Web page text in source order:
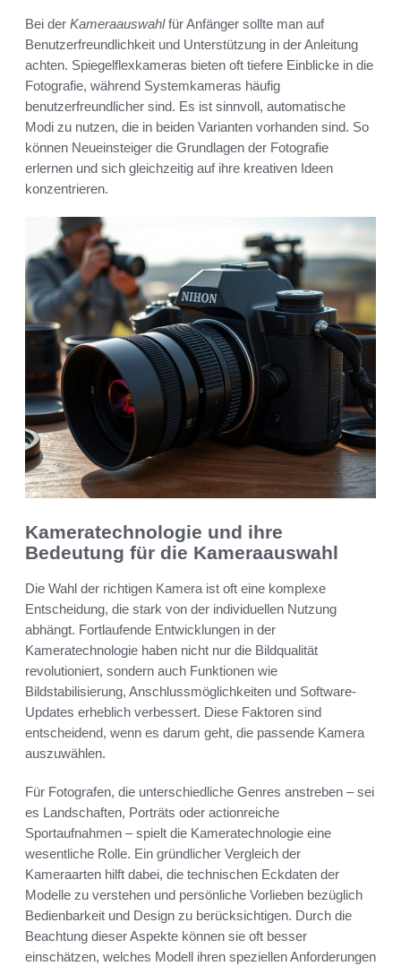
Bei der Kameraauswahlfür Anfänger sollte man auf
Benutzerfreundlichkeit und Unterstützung in der Anleitung
achten. Spiegelflexkameras bieten oft tiefere Einblicke in die
Fotografie, während Systemkameras häufig
benutzerfreundlicher sind. Es ist sinnvoll, automatische
Modi zu nutzen, die in beiden Varianten vorhanden sind. So
können Neueinsteiger die Grundlagen der Fotografie
erlernen und sich gleichzeitig auf ihre kreativen Ideen
konzentrieren.
Kameratechnologie und ihre
Bedeutung für die Kameraauswahl
Die Wahl der richtigen Kamera ist oft eine komplexe
Entscheidung, die stark von der individuellen Nutzung
abhängt. Fortlaufende Entwicklungen in der
Kameratechnologie haben nicht nur die Bildqualität
revolutioniert, sondern auch Funktionen wie
Bildstabilisierung, Anschlussmöglichkeiten und Software-
Updates erheblich verbessert. Diese Faktoren sind
entscheidend, wenn es darum geht, die passende Kamera
auszuwählen.
Für Fotografen, die unterschiedliche Genres anstreben – sei
es Landschaften, Porträts oder actionreiche
Sportaufnahmen – spielt die Kameratechnologie eine
wesentliche Rolle. Ein gründlicher Vergleich der
Kameraarten hilft dabei, die technischen Eckdaten der
Modelle zu verstehen und persönliche Vorlieben bezüglich
Bedienbarkeit und Design zu berücksichtigen. Durch die
Beachtung dieser Aspekte können sie oft besser
einschätzen, welches Modell ihren speziellen Anforderungen